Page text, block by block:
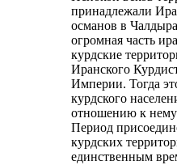
принадлежали
османов в
огромная часть
курдские
Иранского
Империи. Тогда
курдского
отношению к
Период
курдских
единственным